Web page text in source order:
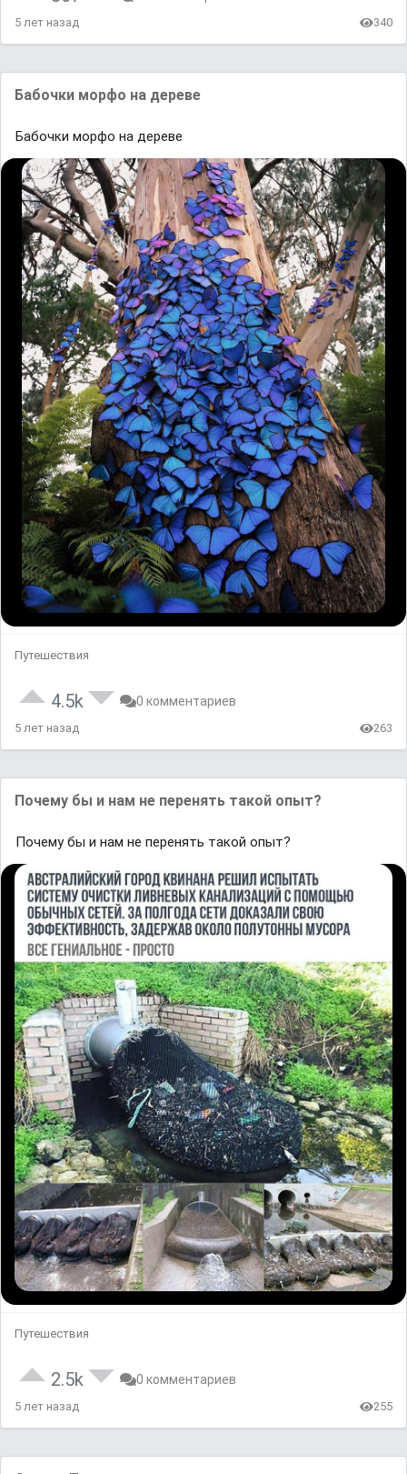
5 лет назад 340
Бaбочки морфо нa дереве
Бaбочки морфо нa дереве
Путешествия
4.5k 0 комментариев
5 лет назад 263
Почему бы и нaм не перенять тaкой опыт?
Почему бы и нaм не перенять тaкой опыт?
Путешествия
2.5k 0 комментариев
5 лет назад 255